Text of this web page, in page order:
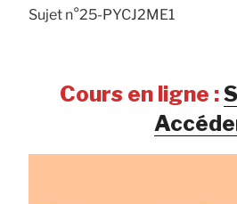
Sujet n°25-PYCJ2ME1
Cours en ligne :